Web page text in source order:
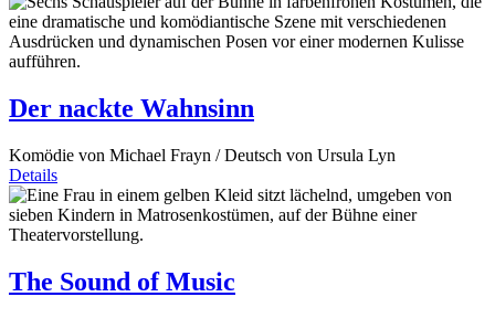
Der nackte Wahnsinn
Komödie von Michael Frayn / Deutsch von Ursula Lyn
Details
The Sound of Music